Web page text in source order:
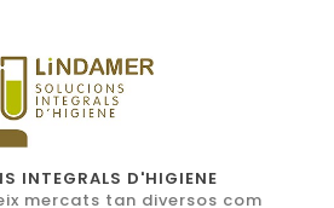
INTEGRALS D'HIGIENE
mercats tan diversos com